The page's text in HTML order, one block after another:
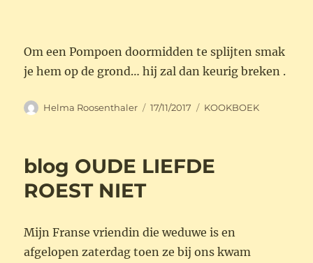
Om een Pompoen doormidden te splijten smak
je hem op de grond… hij zal dan keurig breken .
Auteur
Helma Roosenthaler
Geplaatst
17/11/2017 Categorieën
KOOKBOEK
blog OUDE LIEFDE
ROEST NIET
Mijn Franse vriendin die weduwe is en
afgelopen zaterdag toen ze bij ons kwam